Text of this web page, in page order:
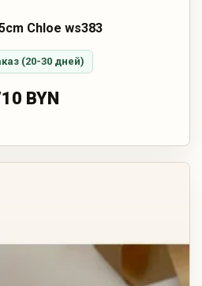
Chloe ws383
(20-30 дней)
BYN